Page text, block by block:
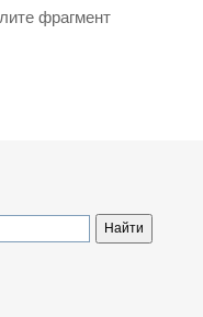
фрагмент